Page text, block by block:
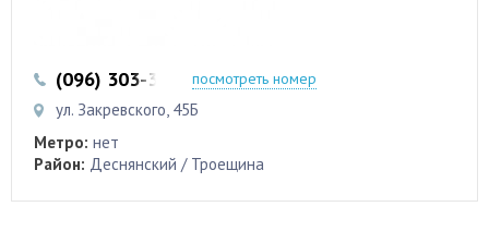
(096) 303-36-18посмотреть номер
ул. Закревского, 45Б
Метро: нет
Район: Деснянский / Троещина